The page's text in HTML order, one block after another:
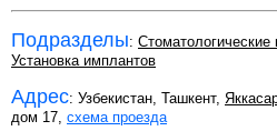
Подразделы: Стоматологические
Установка имплантов
Адрес: Узбекистан, Ташкент,
дом 17, схема проезда